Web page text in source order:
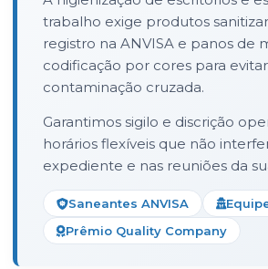
trabalho exige produtos
registro na ANVISA e panos de
codificação por cores para evitar
contaminação cruzada.
Garantimos sigilo e discrição
horários flexíveis que não
expediente e nas reuniões da
Saneantes ANVISA
Prêmio Quality Company